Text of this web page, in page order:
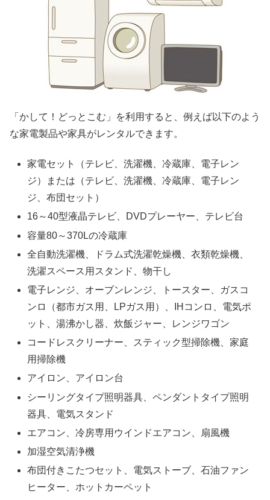
「かして！どっとこむ」を利用すると、例えば以下のよう
な家電製品や家具がレンタルできます。
家電セット（テレビ、洗濯機、冷蔵庫、電子レン
ジ）または（テレビ、洗濯機、冷蔵庫、電子レン
ジ、布団セット）
16～40型液晶テレビ、DVDプレーヤー、テレビ台
容量80～370Lの冷蔵庫
全自動洗濯機、ドラム式洗濯乾燥機、衣類乾燥機、
洗濯スペース用スタンド、物干し
電子レンジ、オーブンレンジ、トースター、ガスコ
ンロ（都市ガス用、LPガス用）、IHコンロ、電気ポ
ット、湯沸かし器、炊飯ジャー、レンジワゴン
コードレスクリーナー、スティック型掃除機、家庭
用掃除機
アイロン、アイロン台
シーリングタイプ照明器具、ペンダントタイプ照明
器具、電気スタンド
エアコン、冷房専用ウインドエアコン、扇風機
加湿空気清浄機
布団付きこたつセット、電気ストーブ、石油ファン
ヒーター、ホットカーペット